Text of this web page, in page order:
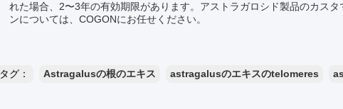
れた場合、2〜3年の有効期限があります。アストラガロシド製品のカス
ンについては、COGONにお任せください。
タグ： Astragalusの根のエキス astragalusのエキスのtelomeres